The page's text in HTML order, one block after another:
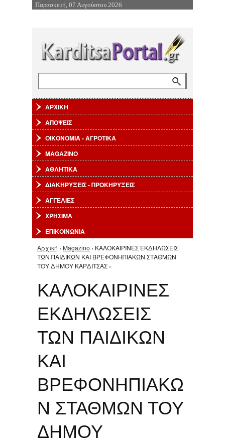
Επιστροφή στην Πλοήγηση
Παρασκευή, 07 Αυγούστου 2026
ΑΡΧΙΚΗ
ΑΠΟΨΕΙΣ
ΟΙΚΟΝΟΜΙΑ - ΑΓΡΟΤΙΚΑ
MAGAZINO
ΑΘΛΗΤΙΚΑ
ΔΙΑΚΗΡΥΞΕΙΣ - ΠΡΟΚΗΡΥΞΕΙΣ
ΑΓΓΕΛΙΕΣ
ΧΡΗΣΙΜΑ
ΕΠΙΚΟΙΝΩΝΙΑ
Είστε εδώ
Αρχική › Magazino › ΚΑΛΟΚΑΙΡΙΝΕΣ ΕΚΔΗΛΩΣΕΙΣ
ΤΩΝ ΠΑΙΔΙΚΩΝ ΚΑΙ ΒΡΕΦΟΝΗΠΙΑΚΩΝ ΣΤΑΘΜΩΝ
ΤΟΥ ΔΗΜΟΥ ΚΑΡΔΙΤΣΑΣ ›
ΚΑΛΟΚΑΙΡΙΝΕΣ
ΕΚΔΗΛΩΣΕΙΣ
ΤΩΝ ΠΑΙΔΙΚΩΝ
ΚΑΙ
ΒΡΕΦΟΝΗΠΙΑΚΩ
Ν ΣΤΑΘΜΩΝ ΤΟΥ
ΔΗΜΟΥ